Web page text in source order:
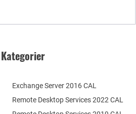
Kategorier
Remote Desktop Services 2022 CAL
Exchange Server 2016 CAL